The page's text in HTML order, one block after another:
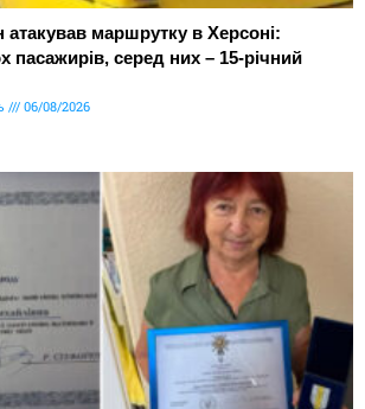
атакував маршрутку в Херсоні:
пасажирів, серед них – 15-річний
06/08/2026